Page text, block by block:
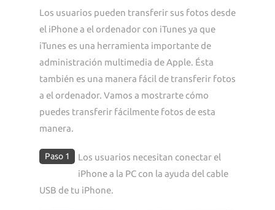
Los usuarios pueden transferir sus fotos desde
el iPhone a el ordenador con iTunes ya que
iTunes es una herramienta importante de
administración multimedia de Apple. Ésta
también es una manera fácil de transferir fotos
a el ordenador. Vamos a mostrarte cómo
puedes transferir fácilmente fotos de esta
manera.
Paso 1
Los usuarios necesitan conectar el
iPhone a la PC con la ayuda del cable
USB de tu iPhone.